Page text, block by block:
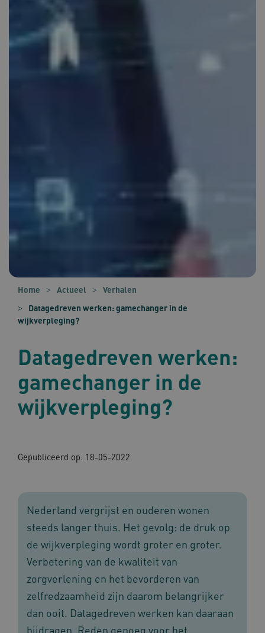
Home Actueel
Verhalen
Datagedreven werken: gamechanger in de
wijkverpleging?
Datagedreven werken:
gamechanger in de
wijkverpleging?
Gepubliceerd op: 18-05-2022
Nederland vergrijst en ouderen wonen
steeds langer thuis. Het gevolg: de druk op
de wijkverpleging wordt groter en groter.
Verbetering van de kwaliteit van
zorgverlening en het bevorderen van
zelfredzaamheid zijn daarom belangrijker
dan ooit. Datagedreven werken kan daaraan
bijdragen. Reden genoeg voor het